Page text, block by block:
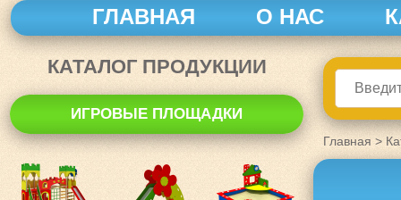
ГЛАВНАЯ О НАС
КАТАЛОГ ПРОДУКЦИИ
ИГРОВЫЕ ПЛОЩАДКИ
Главная >